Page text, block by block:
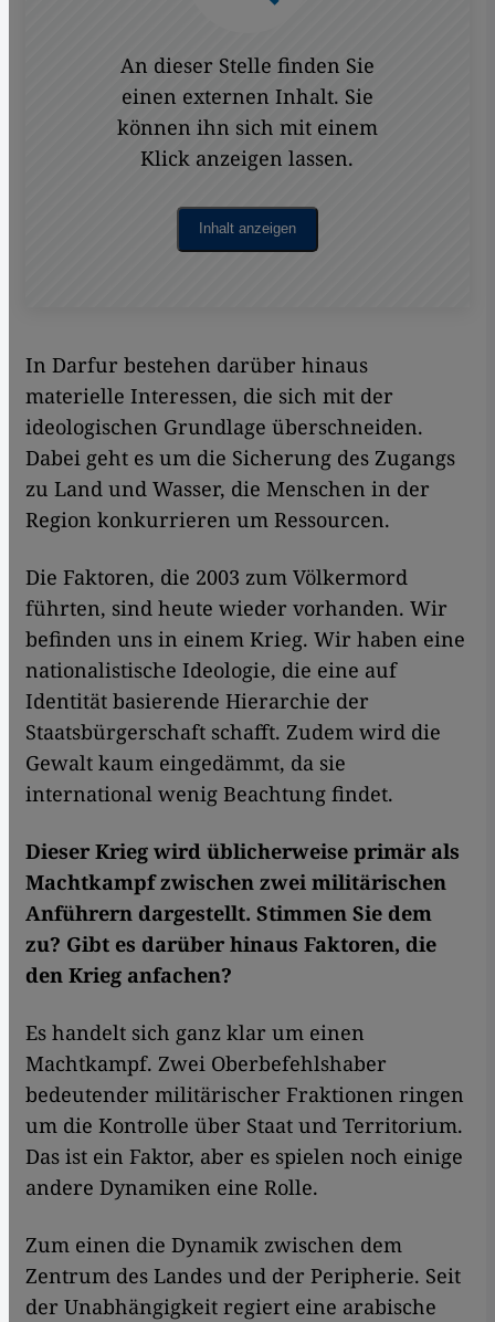
An dieser Stelle finden Sie
einen externen Inhalt. Sie
können ihn sich mit einem
Klick anzeigen lassen.
Inhalt anzeigen
In Darfur bestehen darüber hinaus
materielle Interessen, die sich mit der
ideologischen Grundlage überschneiden.
Dabei geht es um die Sicherung des Zugangs
zu Land und Wasser, die Menschen in der
Region konkurrieren um Ressourcen.
Die Faktoren, die 2003 zum Völkermord
führten, sind heute wieder vorhanden. Wir
befinden uns in einem Krieg. Wir haben eine
nationalistische Ideologie, die eine auf
Identität basierende Hierarchie der
Staatsbürgerschaft schafft. Zudem wird die
Gewalt kaum eingedämmt, da sie
international wenig Beachtung findet.
Dieser Krieg wird üblicherweise primär als
Machtkampf zwischen zwei militärischen
Anführern dargestellt. Stimmen Sie dem
zu? Gibt es darüber hinaus Faktoren, die
den Krieg anfachen?
Es handelt sich ganz klar um einen
Machtkampf. Zwei Oberbefehlshaber
bedeutender militärischer Fraktionen ringen
um die Kontrolle über Staat und Territorium.
Das ist ein Faktor, aber es spielen noch einige
andere Dynamiken eine Rolle.
Zum einen die Dynamik zwischen dem
Zentrum des Landes und der Peripherie. Seit
der Unabhängigkeit regiert eine arabische